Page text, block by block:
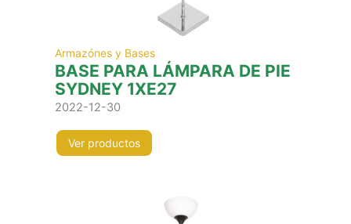
Armazónes y Bases
BASE PARA LÁMPARA DE PIE
SYDNEY 1XE27
2022-12-30
Ver productos